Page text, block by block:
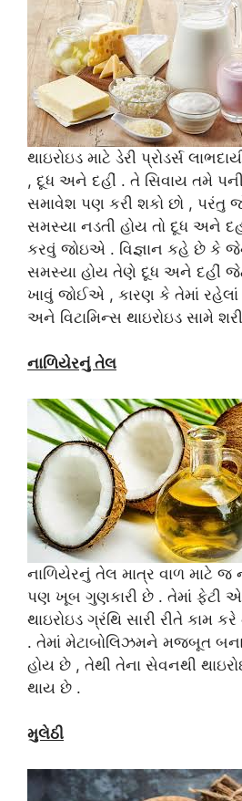
થાઇરોઇડ માટે ડેરી પ્રોડર્સ
, દૂધ અને દહીં . તે સિવાય તમે
સમાવેશ પણ કરી શકો છો , પરંતુ
સમસ્યા નડતી હોય તો દૂધ અને
કરવું જોઇએ . વિજ્ઞાન કહે છે કે
સમસ્યા હોય તેણે દૂધ અને દહીં
ખાવું જોઈએ , કારણ કે તેમાં
અને વિટામિન્સ થાઇરોઇડ સામે
નાળિયેરનું તેલ
નાળિયેરનું તેલ માત્ર વાળ માટે જ
પણ ખૂબ ગુણકારી છે . તેમાં ફેટી
થાઇરોઇડ ગ્રંથિ સારી રીતે કામ
. તેમાં મેટાબોલિઝમને મજબૂત
હોય છે , તેથી તેના સેવનથી
થાય છે .
મુલેઠી